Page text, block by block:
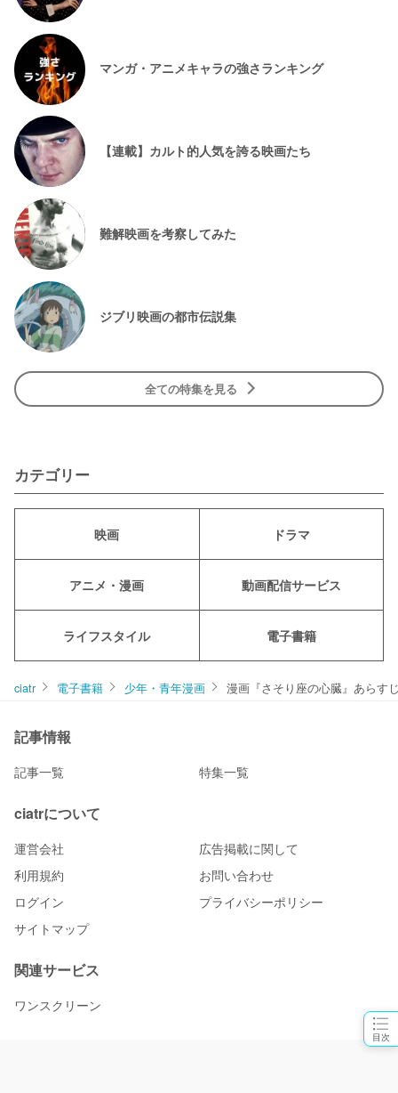
目次
マンガ・アニメキャラの強さランキング
【連載】カルト的人気を誇る映画たち
難解映画を考察してみた
ジブリ映画の都市伝説集
全ての特集を見る
カテゴリー
映画 ドラマ
アニメ・漫画 動画配信サービス
ライフスタイル 電子書籍
ciatr 電子書籍 少年・青年漫画 漫画『さそり座の心臓』あらす
記事情報
記事一覧 特集一覧
ciatrについて
運営会社
広告掲載に関して
利用規約
お問い合わせ
ログイン
プライバシーポリシー
サイトマップ
関連サービス
ワンスクリーン